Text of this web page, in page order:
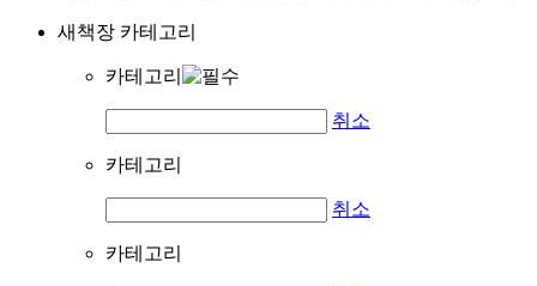
새책장 카테고리
카테고리
취소
카테고리
취소
카테고리